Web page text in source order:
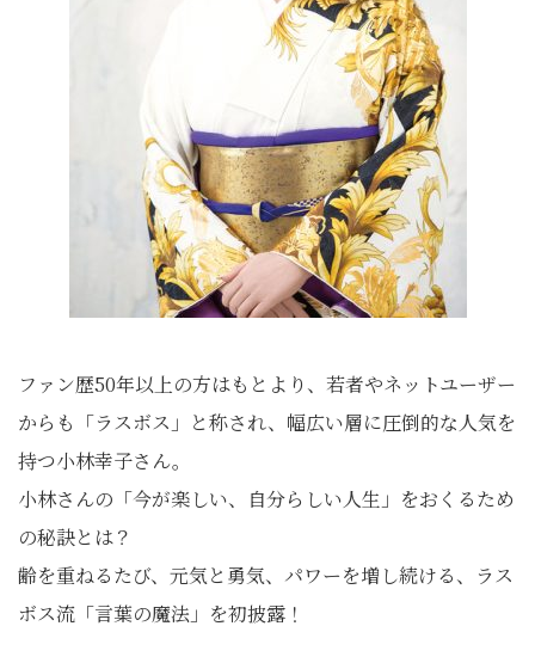
ファン歴50年以上の方はもとより、若者やネットユーザー
からも「ラスボス」と称され、幅広い層に圧倒的な人気を
持つ小林幸子さん。
小林さんの「今が楽しい、自分らしい人生」をおくるため
の秘訣とは？
齢を重ねるたび、元気と勇気、パワーを増し続ける、ラス
ボス流「言葉の魔法」を初披露！